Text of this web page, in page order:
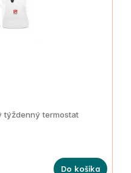
Do košíka
termostat